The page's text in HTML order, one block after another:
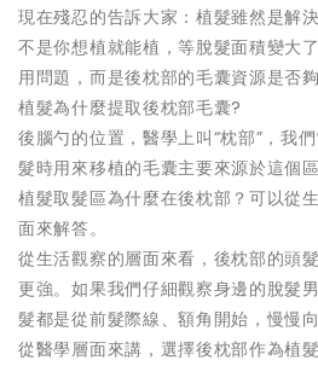
現在殘忍的告訴大家：植髮雖然是解
不是你想植就能植，等脫髮面積變大
用問題，而是後枕部的毛囊資源是否夠
植髮為什麼提取後枕部毛囊?
後腦勺的位置，醫學上叫“枕部”，我
髮時用來移植的毛囊主要來源於這個區
植髮取髮區為什麼在後枕部？可以從
面來解答。
從生活觀察的層面來看，後枕部的頭
更強。如果我們仔細觀察身邊的脫髮
髮都是從前髮際線、額角開始，慢慢向
從醫學層面來講，選擇後枕部作為植